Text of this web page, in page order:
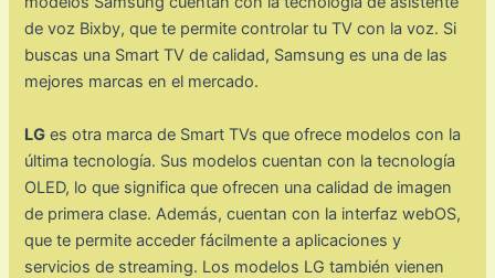
de voz Bixby, que te permite controlar tu TV con la voz. Si
buscas una Smart TV de calidad, Samsung es una de las
mejores marcas en el mercado.
LG es otra marca de Smart TVs que ofrece modelos con la
última tecnología. Sus modelos cuentan con la tecnología
OLED, lo que significa que ofrecen una calidad de imagen
de primera clase. Además, cuentan con la interfaz webOS,
que te permite acceder fácilmente a aplicaciones y
servicios de streaming. Los modelos LG también vienen